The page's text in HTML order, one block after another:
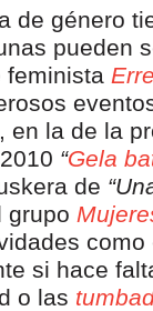
de género
pueden
feminista
en la de la
“Gela
de
grupo
si hace
o las